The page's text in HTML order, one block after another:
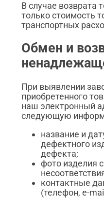
В случае возврата
только стоимость
транспортных
Обмен и
При выявлении
приобретенного
наш электронный
следующую
название и
дефектного
дефекта;
фото изделия
контактные
(телефон, e-